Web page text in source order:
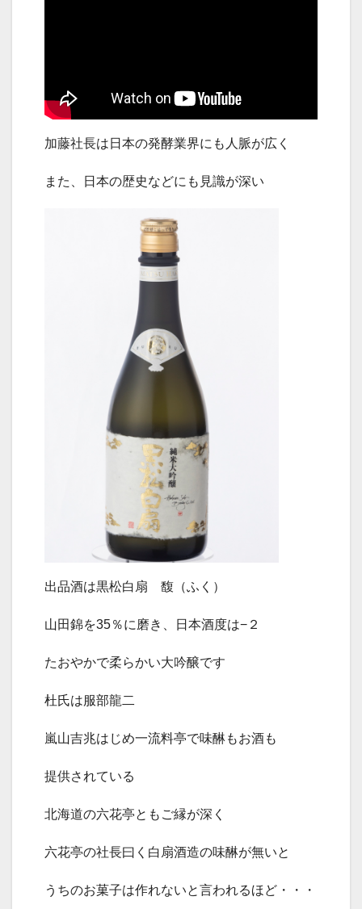
加藤社長は日本の発酵業界にも人脈が広く
また、日本の歴史などにも見識が深い
出品酒は黒松白扇 馥（ふく）
山田錦を35％に磨き、日本酒度は−２
たおやかで柔らかい大吟醸です
杜氏は服部龍二
嵐山吉兆はじめ一流料亭で味醂もお酒も
提供されている
北海道の六花亭ともご縁が深く
六花亭の社長曰く白扇酒造の味醂が無いと
うちのお菓子は作れないと言われるほど・・・